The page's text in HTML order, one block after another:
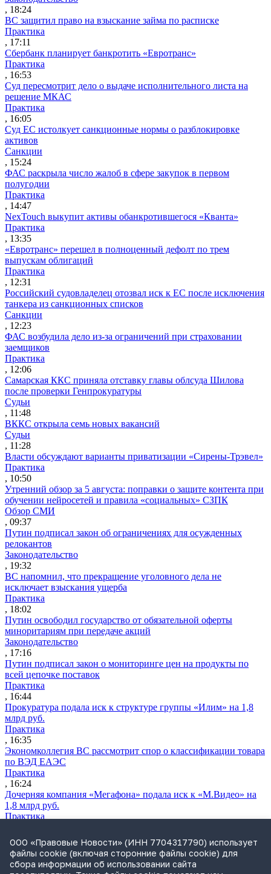
, 18:24
ВС защитил право на взыскание займа по расписке
Практика
, 17:11
Сбербанк планирует банкротить «Евротранс»
Практика
, 16:53
Суд пересмотрит дело о выдаче исполнительного листа на
решение МКАС
Практика
, 16:05
Суд ЕС истолкует санкционные нормы о разблокировке
активов
Санкции
, 15:24
ФАС раскрыла число жалоб в сфере закупок в первом
полугодии
Практика
, 14:47
NexTouch выкупит активы обанкротившегося «Кванта»
Практика
, 13:35
«Евротранс» перешел в полноценный дефолт по трем
выпускам облигаций
Практика
, 12:31
Российский судовладелец отозвал иск к ЕС после исключения
танкера из санкционных списков
Санкции
, 12:23
ФАС возбудила дело из-за ограничений при страховании
заемщиков
Практика
, 12:06
Самарская ККС приняла отставку главы облсуда Шилова
после проверки Генпрокуратуры
Судьи
, 11:48
ВККС открыла семь новых вакансий
Судьи
, 11:28
Власти обсуждают варианты приватизации «Сирены-Трэвел»
Практика
, 10:50
Утренний обзор за 5 августа: поправки о защите контента при
обучении нейросетей и правила «социальных» СЗПК
Обзор СМИ
, 09:37
Путин подписал закон об ограничениях для осужденных
релокантов
Законодательство
, 19:32
ВС напомнил, что прекращение уголовного дела не
исключает взыскания ущерба
Практика
, 18:02
Путин освободил государство от обязательной оферты
миноритариям при передаче акций
Законодательство
, 17:16
Путин подписал закон о мониторинге цен на продукты по
всей цепочке поставок
Практика
, 16:44
Прокуратура подала иск к структуре группы «Илим» на 1,8
млрд руб.
Практика
, 16:35
Экономколлегия ВС рассмотрит спор о классификации товара
по ВЭД ЕАЭС
Практика
, 16:24
Дочерняя компания «Мегафона» подала иск к «М.Видео» на
1,8 млрд руб.
Практика
СИП проверит отмену патента на систему управления
устройствами после возражений «Яндекса»
Практика
, 15:17
ООО «Правовые Новости» (ИНН 7704317790) использует
файлы cookie (включая сторонние файлы cookie) для
сбора информации об использовании сайта